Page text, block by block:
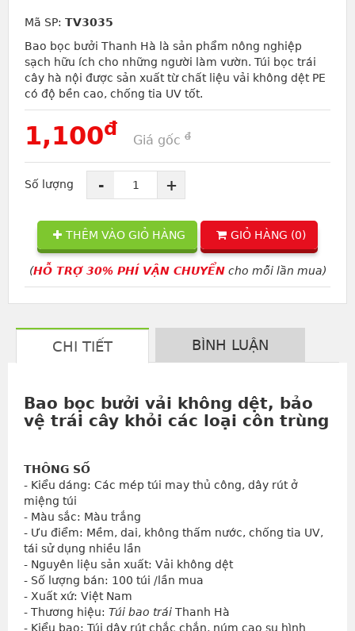
Mã SP: TV3035
Bao bọc bưởi Thanh Hà là sản phẩm nông nghiệp
sạch hữu ích cho những người làm vườn. Túi bọc trái
cây hà nội được sản xuất từ chất liệu vải không dệt PE
có độ bền cao, chống tia UV tốt.
1,100đ
Giá gốc đ
Số lượng - +
THÊM VÀO GIỎ HÀNG GIỎ HÀNG (0)
(HỖ TRỢ 30% PHÍ VẬN CHUYỂNcho mỗi lần mua)
CHI TIẾT BÌNH LUẬN
Bao bọc bưởi vải không dệt, bảo
vệ trái cây khỏi các loại côn trùng
THÔNG SỐ
- Kiểu dáng: Các mép túi may thủ công, dây rút ở
miệng túi
- Màu sắc: Màu trắng
- Ưu điểm: Mềm, dai, không thấm nước, chống tia UV,
tái sử dụng nhiều lần
- Nguyên liệu sản xuất: Vải không dệt
- Số lượng bán: 100 túi /lần mua
- Xuất xứ: Việt Nam
- Thương hiệu: Túi bao trái Thanh Hà
- Kiểu bao: Túi dây rút chắc chắn, núm cao su hình